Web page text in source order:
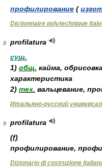
профилирование (
Dictionnaire polytechnique
8
profilatura
сущ.
1) общ. кайма,
характеристика
2) тех. вальцевание,
Итальяно-русский
9
profilatura
(f)
профилирование,
Dizionario di costruzione